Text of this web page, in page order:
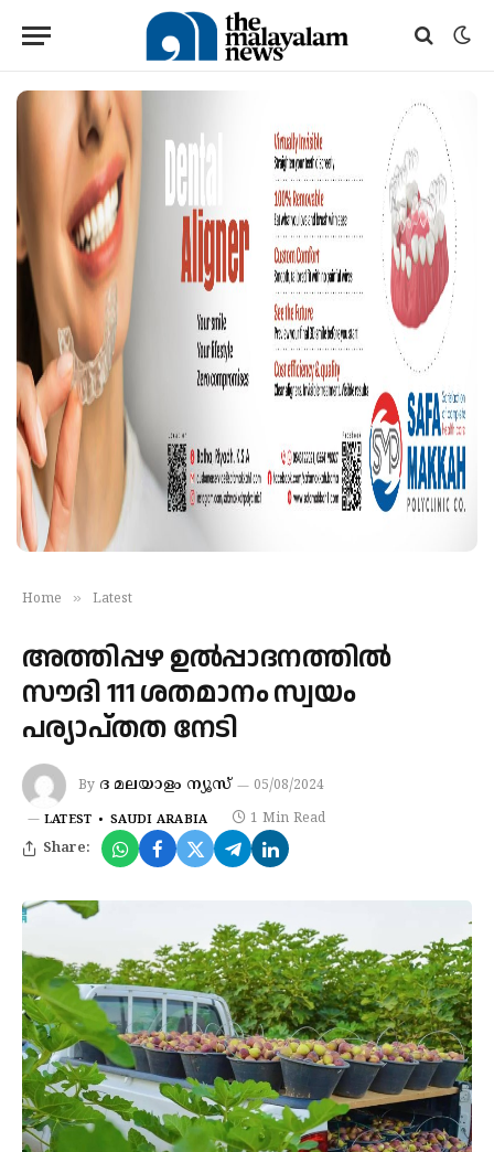
Home » Latest
അത്തിപ്പഴ ഉൽപ്പാദനത്തിൽ
സൗദി 111 ശതമാനം സ്വയം
പര്യാപ്തത നേടി
By ദ മലയാളം ന്യൂസ് 05/08/2024
LATEST SAUDI ARABIA 1 Min Read
Share: